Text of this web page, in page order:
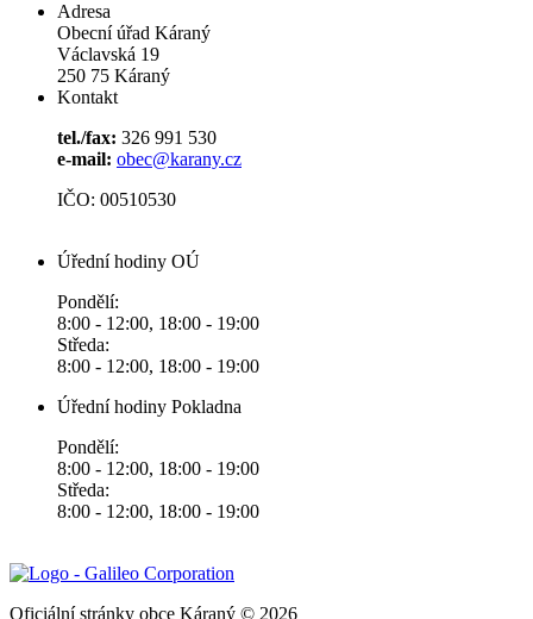
Adresa
Obecní úřad Káraný
Václavská 19
250 75 Káraný
Kontakt
tel./fax: 326 991 530
e-mail: obec@karany.cz
IČO: 00510530
Úřední hodiny OÚ
Pondělí:
8:00 - 12:00, 18:00 - 19:00
Středa:
8:00 - 12:00, 18:00 - 19:00
Úřední hodiny Pokladna
Pondělí:
8:00 - 12:00, 18:00 - 19:00
Středa:
8:00 - 12:00, 18:00 - 19:00
Oficiální stránky obce Káraný © 2026